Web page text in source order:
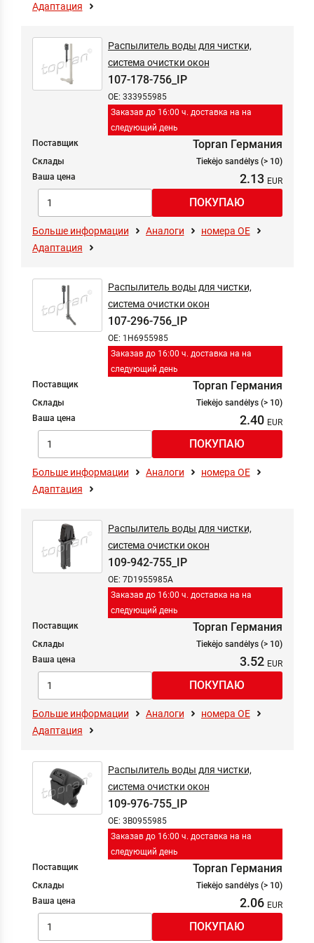
Система сцепления / навесные части
Тормозная система
Тормозная система
Универсальные электрические части
Устройство запирания
Электрооборудование
Адаптация
Заказав до 16:00 ч. доставка на на
следующий день
Распылитель воды для чистки,
система очистки окон
107-178-756_IP
OE: 333955985
Поставщик Topran Германия
Склады
Tiekėjo sandėlys (> 10)
Ваша цена
2.13
Больше информации Аналоги
номера ОЕ
Адаптация
Заказав до 16:00 ч. доставка на на
следующий день
Распылитель воды для чистки,
система очистки окон
107-296-756_IP
OE: 1H6955985
Поставщик Topran Германия
Склады
Tiekėjo sandėlys (> 10)
Ваша цена
2.40
Больше информации Аналоги
номера ОЕ
Адаптация
Заказав до 16:00 ч. доставка на на
следующий день
Распылитель воды для чистки,
система очистки окон
109-942-755_IP
OE: 7D1955985A
Поставщик Topran Германия
Склады
Tiekėjo sandėlys (> 10)
Ваша цена
3.52
Больше информации Аналоги
номера ОЕ
Адаптация
Заказав до 16:00 ч. доставка на на
следующий день
Распылитель воды для чистки,
система очистки окон
109-976-755_IP
OE: 3B0955985
Поставщик Topran Германия
Склады
Tiekėjo sandėlys (> 10)
Ваша цена
2.06